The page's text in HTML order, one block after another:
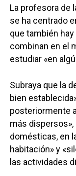
La profesora de
se ha centrado
que también
combinan en el
estudiar «en
Subraya que la
bien
posteriormente
más dispersos»,
domésticas, en
habitación» y
las actividades